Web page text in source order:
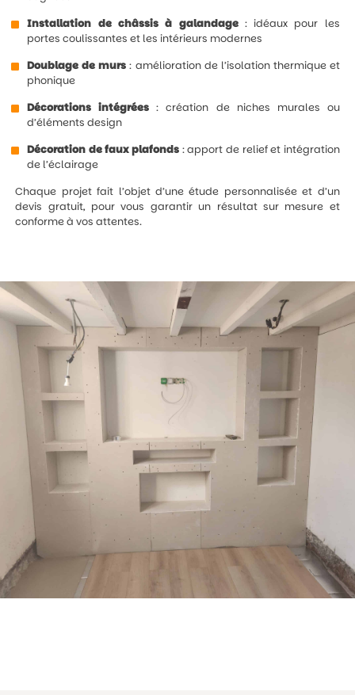
Installation de châssis à galandage: idéaux pour les
portes coulissantes et les intérieurs modernes
Doublage de murs : amélioration de l’isolation thermique et
phonique
Décorations intégrées : création de niches murales ou
d’éléments design
Décoration de faux plafonds : apport de relief et intégration
de l’éclairage
Chaque projet fait l’objet d’une étude personnalisée et d’un
devis gratuit, pour vous garantir un résultat sur mesure et
conforme à vos attentes.